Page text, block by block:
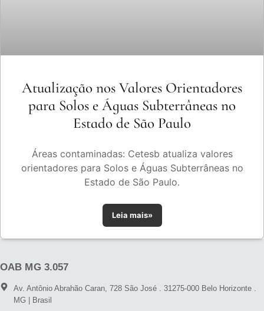
Atualização nos Valores Orientadores
para Solos e Águas Subterrâneas no
Estado de São Paulo
Áreas contaminadas: Cetesb atualiza valores
orientadores para Solos e Águas Subterrâneas no
Estado de São Paulo.
Leia mais»
OAB MG 3.057
Av. Antônio Abrahão Caran, 728 São José . 31275-000 Belo Horizonte .
MG | Brasil